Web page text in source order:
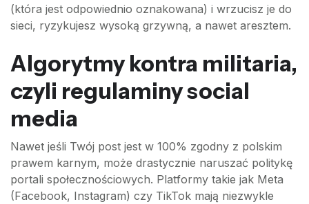
(która jest odpowiednio oznakowana) i wrzucisz je do
sieci, ryzykujesz wysoką grzywną, a nawet aresztem.
Algorytmy kontra militaria,
czyli regulaminy social
media
Nawet jeśli Twój post jest w 100% zgodny z polskim
prawem karnym, może drastycznie naruszać politykę
portali społecznościowych. Platformy takie jak Meta
(Facebook, Instagram) czy TikTok mają niezwykle